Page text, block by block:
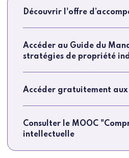
Découvrir l'offre
Accéder au Guide du
stratégies de propriété
Accéder gratuitement
Consulter le MOOC
intellectuelle